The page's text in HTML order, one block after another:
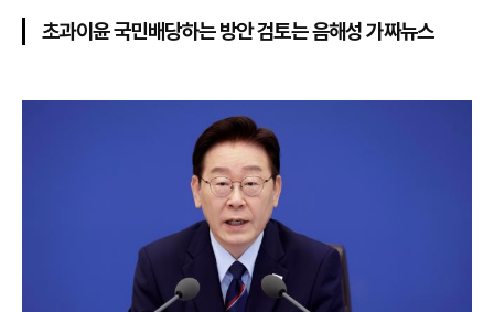
초과이윤 국민배당하는 방안 검토는 음해성 가짜뉴스